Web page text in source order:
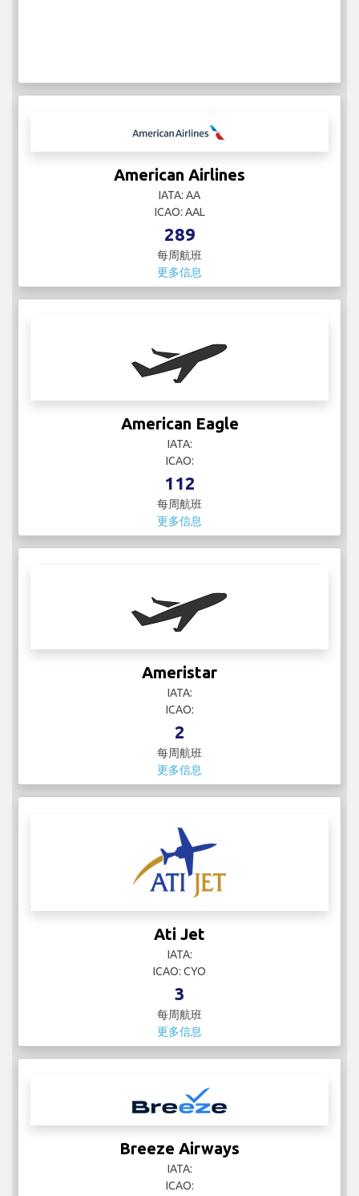
American Airlines
IATA: AA
ICAO: AAL
289
每周航班
更多信息
American Eagle
IATA:
ICAO:
112
每周航班
更多信息
Ameristar
IATA:
ICAO:
2
每周航班
更多信息
Ati Jet
IATA:
ICAO: CYO
3
每周航班
更多信息
Breeze Airways
IATA:
ICAO: